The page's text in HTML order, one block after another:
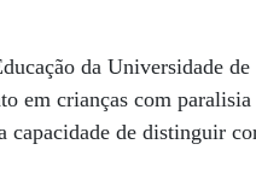
da Universidade
em crianças com
capacidade de distinguir